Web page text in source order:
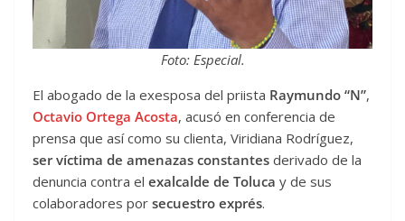
Foto: Especial.
El abogado de la exesposa del priista Raymundo “N”,
Octavio Ortega Acosta, acusó en conferencia de
prensa que así como su clienta, Viridiana Rodríguez,
ser víctima de amenazas constantes derivado de la
denuncia contra el exalcalde de Toluca y de sus
colaboradores por secuestro exprés.